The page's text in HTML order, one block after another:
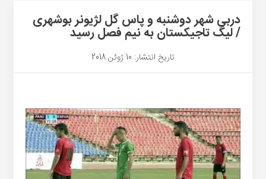
دربی شهر دوشنبه و پاس گل لژیونر بوشهری
/ لیگ تاجیکستان به نیم فصل رسید
تاریخ انتشار: 10 ژوئن 2018